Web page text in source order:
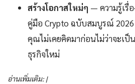
สร้างโอกาสใหม่ๆ — ความรู้เรื่
คู่มือ Crypto ฉบับสมบูรณ์
คุณไม่เคยคิดมาก่อนไม่ว่าจะเป็
ธุรกิจใหม่
อ่านเพิ่มเติม: |